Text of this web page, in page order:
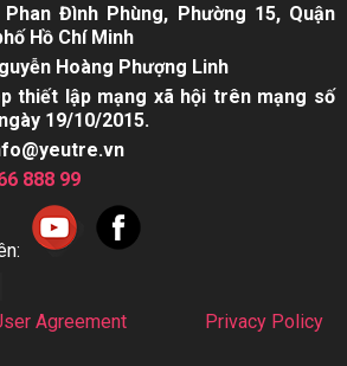
Đình Phùng, Phường 15, Quận
Hồ Chí Minh
Hoàng Phượng Linh
thiết lập mạng xã hội trên mạng số
19/10/2015.
888 99
Agreement
Privacy Policy